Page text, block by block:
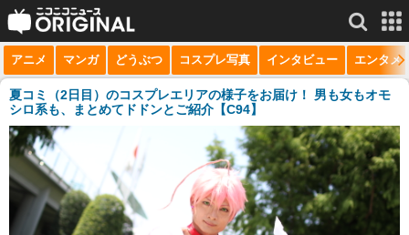
サービス一覧 もっと見る
niconico
動画
生放送
ニュース
アニメ マンガ どうぶつ コスプレ写真 インタビュー エンタメ
夏コミ（2日目）のコスプレエリアの様子をお届け！ 男も女もオモ
シロ系も、まとめてドドンとご紹介【C94】